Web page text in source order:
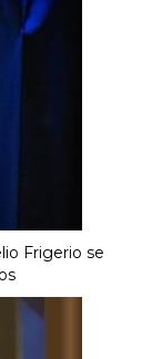
Frigerio se